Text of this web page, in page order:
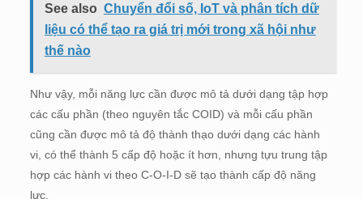
See also Chuyển đổi số, IoT và phân tích dữ
liệu có thể tạo ra giá trị mới trong xã hội như
thế nào
Như vậy, mỗi năng lực cần được mô tả dưới dạng tập hợp
các cấu phần (theo nguyên tắc COID) và mỗi cấu phần
cũng cần được mô tả độ thành thạo dưới dạng các hành
vi, có thể thành 5 cấp độ hoặc ít hơn, nhưng tựu trung tập
hợp các hành vi theo C-O-I-D sẽ tạo thành cấp độ năng
lực.